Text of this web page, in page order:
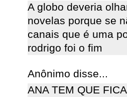
A globo deveria
novelas porque se
canais que é uma
rodrigo foi o fim
Anônimo disse...
ANA TEM QUE